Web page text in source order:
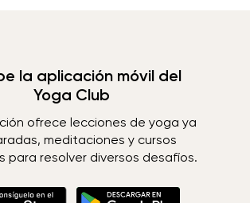
la aplicación móvil del
Yoga Club
ofrece lecciones de yoga ya
meditaciones y cursos
para resolver diversos desafíos.